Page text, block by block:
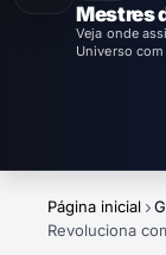
Mestres
Veja onde
Universo
Página inicial
Revoluciona